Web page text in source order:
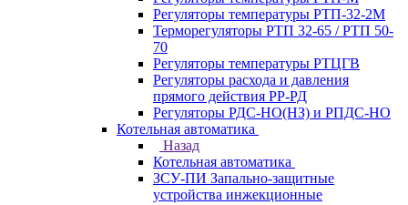
Регуляторы температуры РТП-32-2М
Терморегуляторы РТП 32-65 / РТП 50-
70
Регуляторы температуры РТЦГВ
Регуляторы расхода и давления
прямого действия РР-РД
Регуляторы РДС-НО(НЗ) и РПДС-НО
Котельная автоматика
Назад
Котельная автоматика
ЗСУ-ПИ Запально-защитные
устройства инжекционные